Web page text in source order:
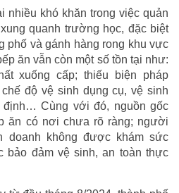
nhiều khó khăn trong việc quản
quanh trường học, đặc biệt
phố và gánh hàng rong khu vực
ăn vẫn còn một số tồn tại như:
xuống cấp; thiếu biện pháp
độ vệ sinh dụng cụ, vệ sinh
định… Cùng với đó, nguồn gốc
ăn có nơi chưa rõ ràng; người
doanh không được khám sức
bảo đảm vệ sinh, an toàn thực